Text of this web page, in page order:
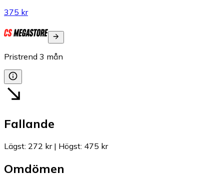
375 kr
Pristrend 3 mån
Fallande
Lägst: 272 kr| Högst: 475 kr
Omdömen